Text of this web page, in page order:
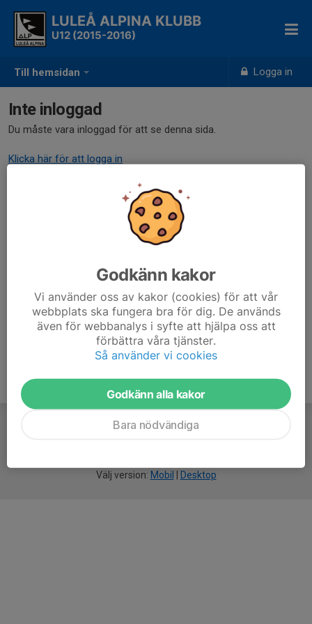
Till hemsidan Logga in
LULEÅ ALPINA KLUBB
U12 (2015-2016)
Inte inloggad
Du måste vara inloggad för att se denna sida.
Klicka här för att logga in
Välj version: Mobil Desktop
Godkänn kakor
Vi använder oss av kakor (cookies) för att vår
webbplats ska fungera bra för dig. De används
även för webbanalys i syfte att hjälpa oss att
förbättra våra tjänster.
Så använder vi cookies
Godkänn alla kakor
Bara nödvändiga